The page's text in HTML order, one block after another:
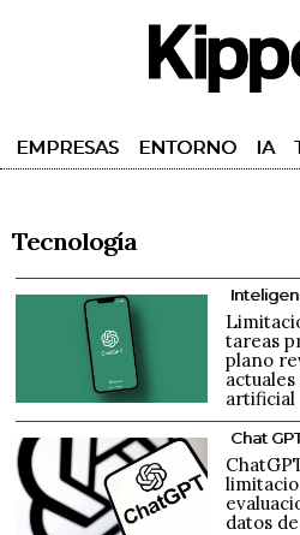
EMPRESAS ENTORNO IA
Tecnología
tareas
plano
artificial
Chat
datos